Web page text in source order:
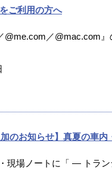
ご利用の方へ
@me.com／@mac.com
加のお知らせ】真夏の車内
現場ノートに「 ― トラ